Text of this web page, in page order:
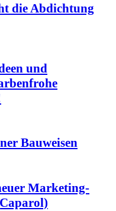
die Abdichtung
und
Bauweisen
Marketing-